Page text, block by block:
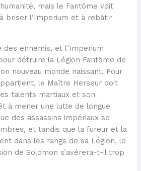
mais le Fantôme voit
briser l’Imperium et à rebâtir
des ennemis, et l’Imperium
détruire la Légion Fantôme de
nouveau monde naissant. Pour
le Maître Herseur doit
talents martiaux et son
à mener une lutte de longue
des assassins impériaux se
et tandis que la fureur et la
dans les rangs de sa Légion, le
de Solomon s’avérera-t-il trop